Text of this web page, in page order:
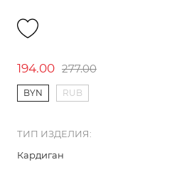
194.00 277.00
BYN RUB
ТИП ИЗДЕЛИЯ:
Кардиган